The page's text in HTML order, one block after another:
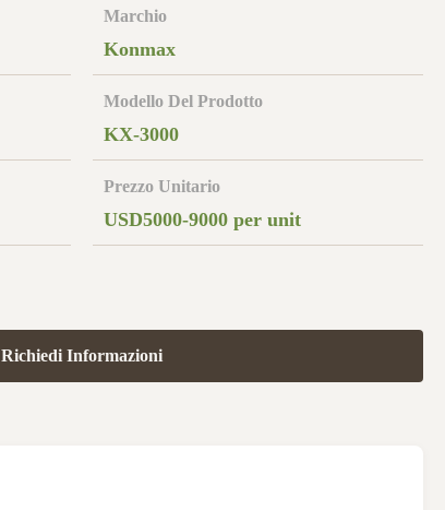
Marchio
Konmax
Modello Del Prodotto
KX-3000
Prezzo Unitario
USD5000-9000 per unit
Richiedi Informazioni